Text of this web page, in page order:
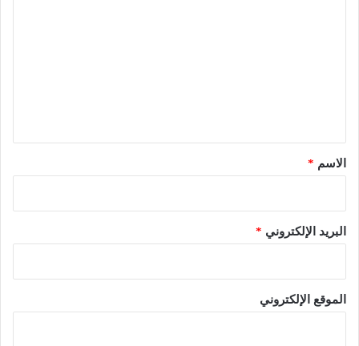
*الاسم *
البريد الإلكتروني *
الموقع الإلكتروني